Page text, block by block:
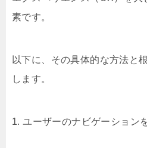
素です。
以下に、その具体的な方法と
します。
1. ユーザーのナビゲーション